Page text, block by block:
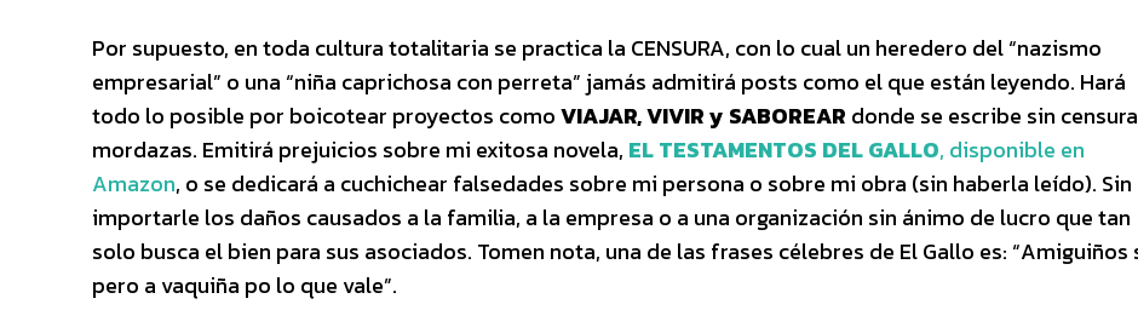
Por supuesto, en toda cultura totalitaria se practica la CENSURA, con lo cual un heredero del “nazismo
empresarial” o una “niña caprichosa con perreta” jamás admitirá posts como el que están leyendo. Hará
todo lo posible por boicotear proyectos comoVIAJAR, VIVIR y SABOREAR donde se escribe sin
mordazas. Emitirá prejuicios sobre mi exitosa novela, EL TESTAMENTOS DEL GALLO, disponible en
Amazon, o se dedicará a cuchichear falsedades sobre mi persona o sobre mi obra (sin haberla leído). Sin
importarle los daños causados a la familia, a la empresa o a una organización sin ánimo de lucro que tan
solo busca el bien para sus asociados. Tomen nota, una de las frases célebres de El Gallo es: “Amiguiños
pero a vaquiña po lo que vale”.